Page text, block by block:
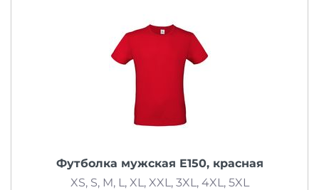
Футболка мужская E150, красная
XS, S, M, L, XL, XXL, 3XL, 4XL, 5XL